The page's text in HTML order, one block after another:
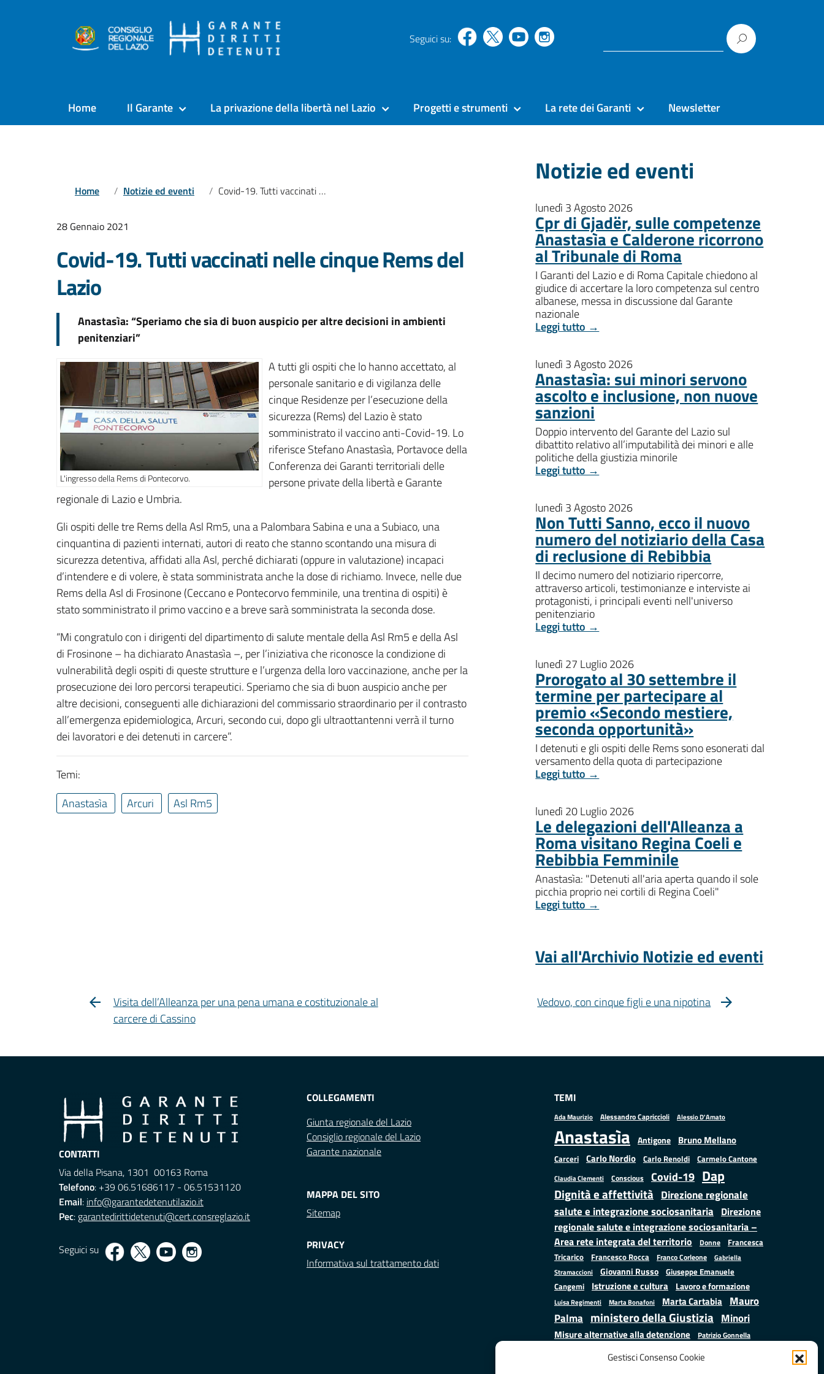
Gestisci Consenso Cookie
Seguici su:
Home Il Garante La privazione della libertà nel Lazio Progetti e strumenti La rete dei Garanti Newsletter
Home Notizie ed eventi Covid-19. Tutti vaccinati nelle cinque Rems del Lazio
28 Gennaio 2021
Covid-19. Tutti vaccinati nelle cinque Rems del
Lazio
Anastasìa: “Speriamo che sia di buon auspicio per altre decisioni in ambienti
penitenziari”
L'ingresso della Rems di Pontecorvo.
A tutti gli ospiti che lo hanno accettato, al
personale sanitario e di vigilanza delle
cinque Residenze per l’esecuzione della
sicurezza (Rems) del Lazio è stato
somministrato il vaccino anti-Covid-19. Lo
riferisce Stefano Anastasìa, Portavoce della
Conferenza dei Garanti territoriali delle
persone private della libertà e Garante
regionale di Lazio e Umbria.
Gli ospiti delle tre Rems della Asl Rm5, una a Palombara Sabina e una a Subiaco, una
cinquantina di pazienti internati, autori di reato che stanno scontando una misura di
sicurezza detentiva, affidati alla Asl, perché dichiarati (oppure in valutazione) incapaci
d’intendere e di volere, è stata somministrata anche la dose di richiamo. Invece, nelle due
Rems della Asl di Frosinone (Ceccano e Pontecorvo femminile, una trentina di ospiti) è
stato somministrato il primo vaccino e a breve sarà somministrata la seconda dose.
“Mi congratulo con i dirigenti del dipartimento di salute mentale della Asl Rm5 e della Asl
di Frosinone – ha dichiarato Anastasìa –, per l’iniziativa che riconosce la condizione di
vulnerabilità degli ospiti di queste strutture e l’urgenza della loro vaccinazione, anche per la
prosecuzione dei loro percorsi terapeutici. Speriamo che sia di buon auspicio anche per
altre decisioni, conseguenti alle dichiarazioni del commissario straordinario per il contrasto
all’emergenza epidemiologica, Arcuri, secondo cui, dopo gli ultraottantenni verrà il turno
dei lavoratori e dei detenuti in carcere”.
Temi:
Anastasìa
Arcuri Asl Rm5
Notizie ed eventi
lunedì 3 Agosto 2026
Cpr di Gjadër, sulle competenze
Anastasìa e Calderone ricorrono
al Tribunale di Roma
I Garanti del Lazio e di Roma Capitale chiedono al
giudice di accertare la loro competenza sul centro
albanese, messa in discussione dal Garante
nazionale
Leggi tutto →
lunedì 3 Agosto 2026
Anastasìa: sui minori servono
ascolto e inclusione, non nuove
sanzioni
Doppio intervento del Garante del Lazio sul
dibattito relativo all’imputabilità dei minori e alle
politiche della giustizia minorile
Leggi tutto →
lunedì 3 Agosto 2026
Non Tutti Sanno, ecco il nuovo
numero del notiziario della Casa
di reclusione di Rebibbia
Il decimo numero del notiziario ripercorre,
attraverso articoli, testimonianze e interviste ai
protagonisti, i principali eventi nell'universo
penitenziario
Leggi tutto →
lunedì 27 Luglio 2026
Prorogato al 30 settembre il
termine per partecipare al
premio «Secondo mestiere,
seconda opportunità»
I detenuti e gli ospiti delle Rems sono esonerati dal
versamento della quota di partecipazione
Leggi tutto →
lunedì 20 Luglio 2026
Le delegazioni dell'Alleanza a
Roma visitano Regina Coeli e
Rebibbia Femminile
Anastasìa: "Detenuti all'aria aperta quando il sole
picchia proprio nei cortili di Regina Coeli"
Leggi tutto →
Vai all'Archivio Notizie ed eventi
Visita dell’Alleanza per una pena umana e costituzionale al
carcere di Cassino
Vedovo, con cinque figli e una nipotina
CONTATTI
Via della Pisana, 1301 00163 Roma
Telefono: +39 06.51686117 - 06.51531120
Email: info@garantedetenutilazio.it
Pec: garantedirittidetenuti@cert.consreglazio.it
Seguici su
COLLEGAMENTI
Giunta regionale del Lazio
Consiglio regionale del Lazio
Garante nazionale
MAPPA DEL SITO
Sitemap
PRIVACY
Informativa sul trattamento dati
TEMI
Ada Maurizio Alessandro Capriccioli Alessio D'Amato
Anastasìa Antigone Bruno Mellano
Carceri Carlo Nordio Carlo Renoldi Carmelo Cantone
Claudia Clementi Conscious Covid-19 Dap
Dignità e affettività Direzione regionale
salute e integrazione sociosanitaria Direzione
regionale salute e integrazione sociosanitaria –
Area rete integrata del territorio
Donne
Francesca
Tricarico
Francesco Rocca Franco Corleone
Gabriella
Stramaccioni
Giovanni Russo Giuseppe Emanuele
Cangemi
Istruzione e cultura Lavoro e formazione
Luisa Regimenti Marta Bonafoni Marta Cartabia Mauro
Palma ministero della Giustizia Minori
Misure alternative alla detenzione Patrizio Gonnella
Samuele Ciambriello